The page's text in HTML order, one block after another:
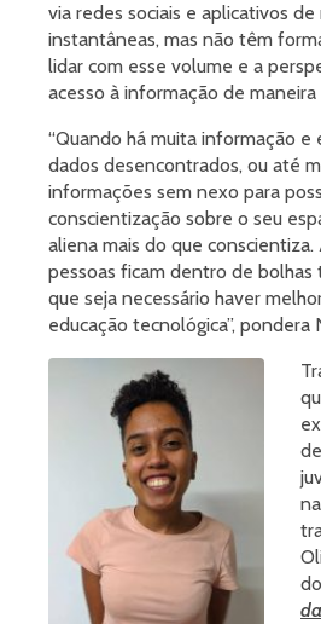
via redes sociais e aplicativos de
instantâneas, mas não têm
lidar com esse volume e a
acesso à informação de maneira
“Quando há muita informação e
dados desencontrados, ou até
informações sem nexo para
conscientização sobre o seu
aliena mais do que conscientiza.
pessoas ficam dentro de bolhas
que seja necessário haver
educação tecnológica”, pondera